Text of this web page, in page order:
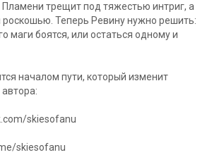
трещит под тяжестью интриг, а
роскошью. Теперь Ревину нужно решить:
маги боятся, или остаться одному и
началом пути, который изменит
skiesofanu
skiesofanu